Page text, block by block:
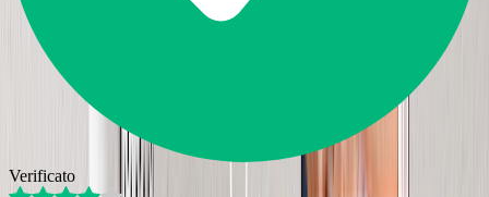
Verificato